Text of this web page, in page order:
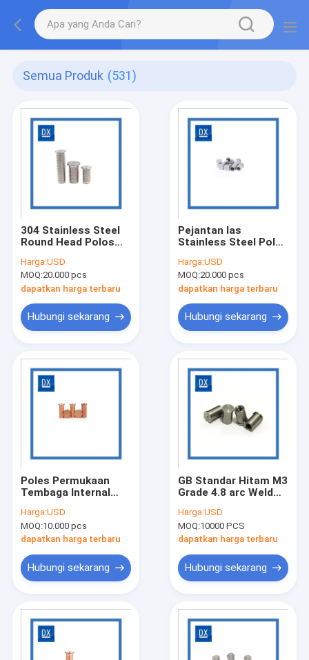
Semua Produk (531)
304 Stainless Steel
Round Head Polos
Harga:USD
MOQ:20.000 pcs
dapatkan harga terbaru
Hubungi sekarang
Pejantan las
Stainless Steel Polos
Harga:USD
MOQ:20.000 pcs
dapatkan harga terbaru
Hubungi sekarang
Poles Permukaan
Tembaga Internal
Studs
Harga:USD
MOQ:10.000 pcs
dapatkan harga terbaru
Hubungi sekarang
GB Standar Hitam M3
Grade 4.8 arc Weld
Harga:USD
MOQ:10000 PCS
dapatkan harga terbaru
Hubungi sekarang